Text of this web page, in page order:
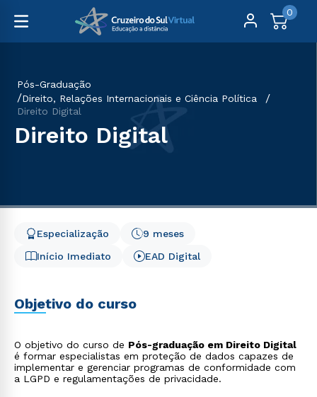
0
Pós-Graduação
Direito, Relações Internacionais e Ciência Política
Direito Digital
Direito Digital
Início Imediato
9 meses
Especialização
EAD Digital
Objetivo do curso
O objetivo do curso de Pós-graduação em Direito Digital
é formar especialistas em proteção de dados capazes de
implementar e gerenciar programas de conformidade com
a LGPD e regulamentações de privacidade.